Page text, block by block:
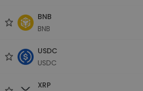
BNB
BNB
USDC
USDC
XRP